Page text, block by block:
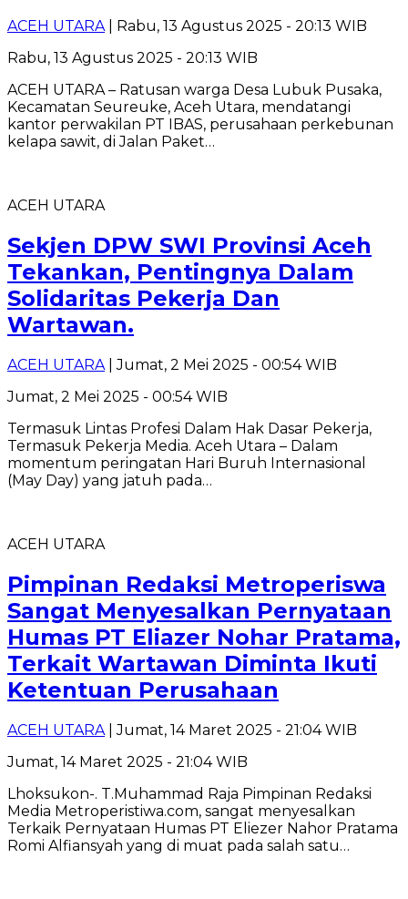
ACEH UTARA| Rabu, 13 Agustus 2025 - 20:13 WIB
Rabu, 13 Agustus 2025 - 20:13 WIB
ACEH UTARA – Ratusan warga Desa Lubuk Pusaka,
Kecamatan Seureuke, Aceh Utara, mendatangi
kantor perwakilan PT IBAS, perusahaan perkebunan
kelapa sawit, di Jalan Paket…
ACEH UTARA
Sekjen DPW SWI Provinsi Aceh
Tekankan, Pentingnya Dalam
Solidaritas Pekerja Dan
Wartawan.
ACEH UTARA | Jumat, 2 Mei 2025 - 00:54 WIB
Jumat, 2 Mei 2025 - 00:54 WIB
Termasuk Lintas Profesi Dalam Hak Dasar Pekerja,
Termasuk Pekerja Media. Aceh Utara – Dalam
momentum peringatan Hari Buruh Internasional
(May Day) yang jatuh pada…
ACEH UTARA
Pimpinan Redaksi Metroperiswa
Sangat Menyesalkan Pernyataan
Humas PT Eliazer Nohar Pratama,
Terkait Wartawan Diminta Ikuti
Ketentuan Perusahaan
ACEH UTARA | Jumat, 14 Maret 2025 - 21:04 WIB
Jumat, 14 Maret 2025 - 21:04 WIB
Lhoksukon-. T.Muhammad Raja Pimpinan Redaksi
Media Metroperistiwa.com, sangat menyesalkan
Terkaik Pernyataan Humas PT Eliezer Nahor Pratama
Romi Alfiansyah yang di muat pada salah satu…